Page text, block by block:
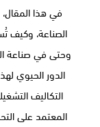
في هذا
الصناعة، وكيف
وحتى في صناعة
الدور الحيوي
التكاليف
المعتمد على